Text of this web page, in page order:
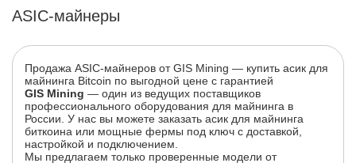
ASIC-майнеры
Продажа ASIC-майнеров от GIS Mining — купить асик для
майнинга Bitcoin по выгодной цене с гарантией
GIS Mining — один из ведущих поставщиков
профессионального оборудования для майнинга в
России. У нас вы можете заказать асик для майнинга
биткоина или мощные фермы под ключ с доставкой,
настройкой и подключением.
Мы предлагаем только проверенные модели от